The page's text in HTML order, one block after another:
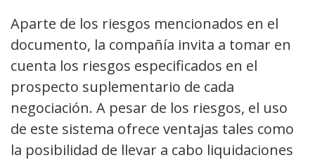
Aparte de los riesgos mencionados en el
documento, la compañía invita a tomar en
cuenta los riesgos especificados en el
prospecto suplementario de cada
negociación. A pesar de los riesgos, el uso
de este sistema ofrece ventajas tales como
la posibilidad de llevar a cabo liquidaciones